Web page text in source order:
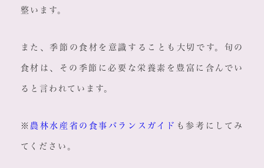
整います。
また、季節の食材を意識することも大切です。旬の
食材は、その季節に必要な栄養素を豊富に含んでい
ると言われています。
※ 農林水産省の食事バランスガイド も参考にしてみ
てください。